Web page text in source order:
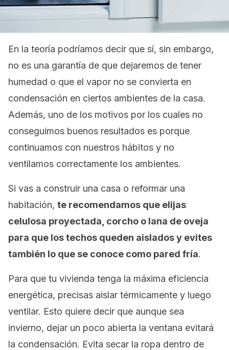
En la teoría podríamos decir que sí, sin embargo,
no es una garantía de que dejaremos de tener
humedad o que el vapor no se convierta en
condensación en ciertos ambientes de la casa.
Además, uno de los motivos por los cuales no
conseguimos buenos resultados es porque
continuamos con nuestros hábitos y no
ventilamos correctamente los ambientes.
Si vas a construir una casa o reformar una
habitación, te recomendamos que elijas
celulosa proyectada, corcho o lana de oveja
para que los techos queden aislados y evites
también lo que se conoce como pared fría.
Para que tu vivienda tenga la máxima eficiencia
energética, precisas aislar térmicamente y luego
ventilar. Esto quiere decir que aunque sea
invierno, dejar un poco abierta la ventana evitará
la condensación. Evita secar la ropa dentro de